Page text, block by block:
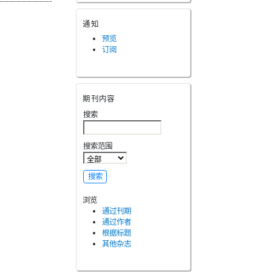
通知
预览
订阅
期刊内容
搜索
搜索范围
浏览
通过刊期
通过作者
根据标题
其他杂志